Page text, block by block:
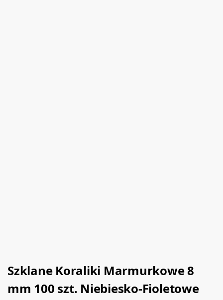
Szklane Koraliki Marmurkowe 8
mm 100 szt. Niebiesko-Fioletowe